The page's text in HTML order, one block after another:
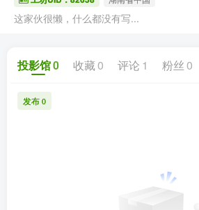
这家伙很懒，什么都没有写...
投影馆0 收藏 0 评论 1 粉丝 0
发布 0